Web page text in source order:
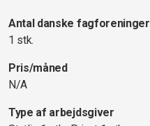
Antal danske fagforeninger
1 stk.
Pris/måned
N/A
Type af arbejdsgiver